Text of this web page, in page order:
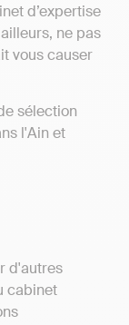
d’expertise
ne pas
vous causer
sélection
l'Ain et
d'autres
cabinet